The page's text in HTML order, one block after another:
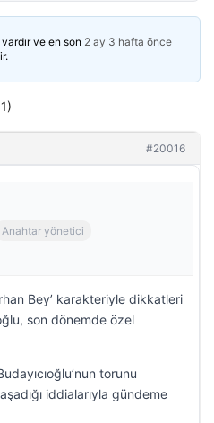
ve en son 2 ay 3 hafta önce
#20016
Anahtar yönetici
Bey’ karakteriyle dikkatleri
son dönemde özel
torunu
iddialarıyla gündeme